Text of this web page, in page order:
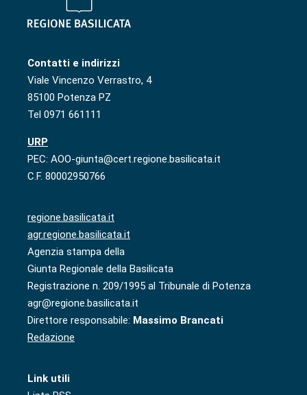
Contatti e indirizzi
Viale Vincenzo Verrastro, 4
85100 Potenza PZ
Tel 0971 661111
URP
PEC: AOO-giunta@cert.regione.basilicata.it
C.F. 80002950766
regione.basilicata.it
agr.regione.basilicata.it
Agenzia stampa della
Giunta Regionale della Basilicata
Registrazione n. 209/1995 al Tribunale di Potenza
agr@regione.basilicata.it
Direttore responsabile: Massimo Brancati
Redazione
Link utili